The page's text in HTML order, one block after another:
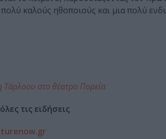
καλούς ηθοποιούς και μια πολύ
Τάρλοου στο θέατρο Πορεία
τις ειδήσεις